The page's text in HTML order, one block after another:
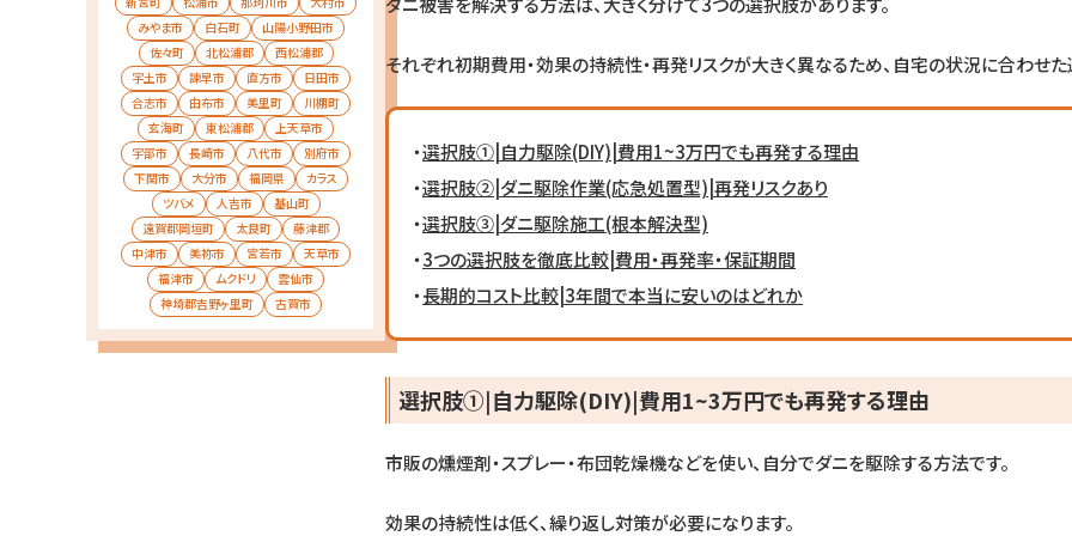
それぞれ初期費用・効果の持続性・再発リスクが大きく異なるため、自宅の状況に合わせた
・選択肢①|自力駆除(DIY)|費用1~3万円でも再発する理由
・選択肢②|ダニ駆除作業(応急処置型)|再発リスクあり
・選択肢③|ダニ駆除施工(根本解決型)
・3つの選択肢を徹底比較|費用・再発率・保証期間
・長期的コスト比較|3年間で本当に安いのはどれか
選択肢①|自力駆除(DIY)|費用1~3万円でも再発する理由
市販の燻煙剤・スプレー・布団乾燥機などを使い、自分でダニを駆除する方法です。
効果の持続性は低く、繰り返し対策が必要になります。
みやま市
白石町
山陽小野田市
佐々町
北松浦郡
西松浦郡
宇土市
諫早市 直方市
日田市
合志市
由布市 美里町
川棚町
玄海町
東松浦郡
上天草市
宇部市
長崎市 八代市
別府市
下関市
大分市 福岡県
カラス
ツバメ
人吉市
基山町
遠賀郡岡垣町
太良町
藤津郡
中津市
美祢市 宮若市
天草市
福津市
ムクドリ
雲仙市
神埼郡吉野ヶ里町
古賀市